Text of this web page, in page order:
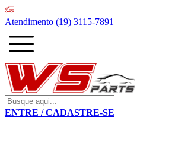
Atendimento (19) 3115-7891
ENTRE / CADASTRE-SE